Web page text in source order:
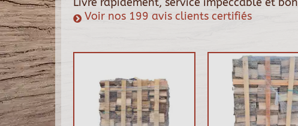
Voir nos 199 avis clients certifiés